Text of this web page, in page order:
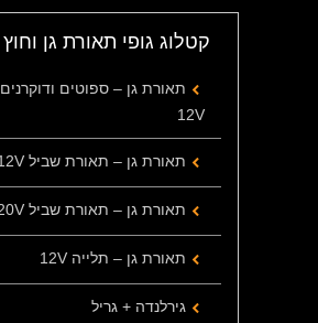
קטלוג גופי תאורת גן וחוץ
תאורת גן – ספוטים ודוקרנים
12V
תאורת גן – תאורת שביל 12V
תאורת גן – תאורת שביל 220V
תאורת גן – תלייה 12V
גירלנדה + גריל